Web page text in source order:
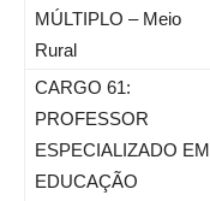
MÚLTIPLO – Meio
Rural
CARGO 61:
PROFESSOR
ESPECIALIZADO EM
EDUCAÇÃO